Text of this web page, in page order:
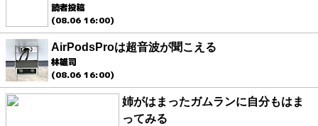
読者投稿
(08.06 16:00)
AirPodsProは超音波が聞こえる
林雄司
(08.06 16:00)
姉がはまったガムランに自分もはま
ってみる